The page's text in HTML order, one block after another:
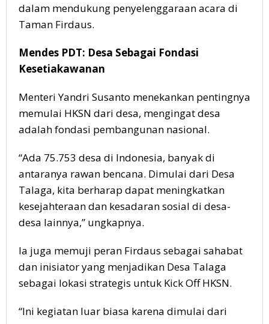
dalam mendukung penyelenggaraan acara di
Taman Firdaus.
Mendes PDT: Desa Sebagai Fondasi
Kesetiakawanan
Menteri Yandri Susanto menekankan pentingnya
memulai HKSN dari desa, mengingat desa
adalah fondasi pembangunan nasional.
“Ada 75.753 desa di Indonesia, banyak di
antaranya rawan bencana. Dimulai dari Desa
Talaga, kita berharap dapat meningkatkan
kesejahteraan dan kesadaran sosial di desa-
desa lainnya,” ungkapnya.
Ia juga memuji peran Firdaus sebagai sahabat
dan inisiator yang menjadikan Desa Talaga
sebagai lokasi strategis untuk Kick Off HKSN.
“Ini kegiatan luar biasa karena dimulai dari